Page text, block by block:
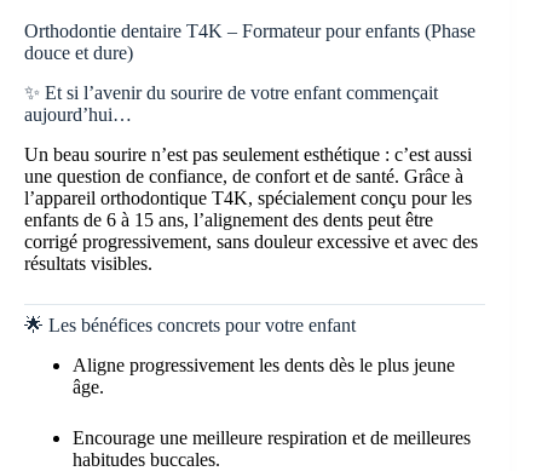
Orthodontie dentaire T4K – Formateur pour enfants (Phase
douce et dure)
✨ Et si l’avenir du sourire de votre enfant commençait
aujourd’hui…
Un beau sourire n’est pas seulement esthétique : c’est aussi
une question de confiance, de confort et de santé. Grâce à
l’appareil orthodontique T4K, spécialement conçu pour les
enfants de 6 à 15 ans, l’alignement des dents peut être
corrigé progressivement, sans douleur excessive et avec des
résultats visibles.
🌟 Les bénéfices concrets pour votre enfant
Aligne progressivement les dents dès le plus jeune
âge.
Encourage une meilleure respiration et de meilleures
habitudes buccales.